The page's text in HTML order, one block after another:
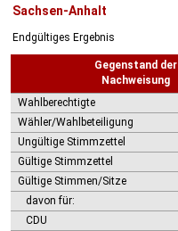
Sachsen-Anhalt
Endgültiges Ergebnis
Gegenstand der
Nachweisung
Wahlberechtigte
Wähler/Wahlbeteiligung
Ungültige Stimmzettel
Gültige Stimmzettel
Gültige Stimmen/Sitze
davon für:
CDU